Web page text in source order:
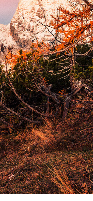
szolgáltatások AI